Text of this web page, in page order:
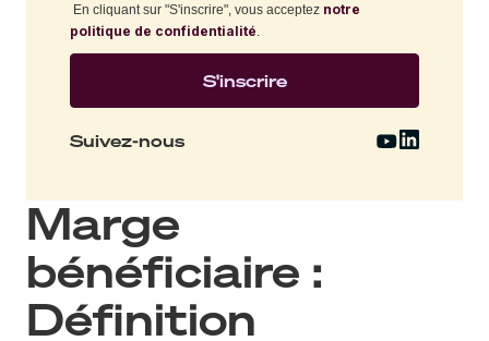
Marge
bénéficiaire :
Définition
En cliquant sur "S'inscrire", vous acceptez notre
politique de confidentialité.
Suivez-nous